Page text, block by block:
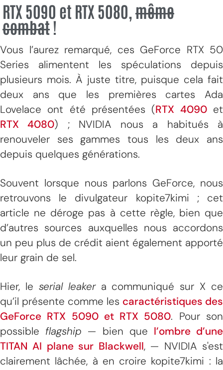
RTX 5090 et RTX 5080, même
combat!
Vous l’aurez remarqué, ces GeForce RTX 50
Series alimentent les spéculations depuis
plusieurs mois. À juste titre, puisque cela fait
deux ans que les premières cartes Ada
Lovelace ont été présentées (RTX 4090et
RTX 4080) ; NVIDIA nous a habitués à
renouveler ses gammes tous les deux ans
depuis quelques générations.
Souvent lorsque nous parlons GeForce, nous
retrouvons le divulgateur kopite7kimi ; cet
article ne déroge pas à cette règle, bien que
d’autres sources auxquelles nous accordons
un peu plus de crédit aient également apporté
leur grain de sel.
Hier, le serial leakera communiqué sur X ce
qu’il présente comme les caractéristiques des
GeForce RTX 5090 et RTX 5080. Pour son
possible flagship — bien que l’ombre d’une
TITAN AI plane sur Blackwell, — NVIDIA s'est
clairement lâchée, à en croire kopite7kimi : la